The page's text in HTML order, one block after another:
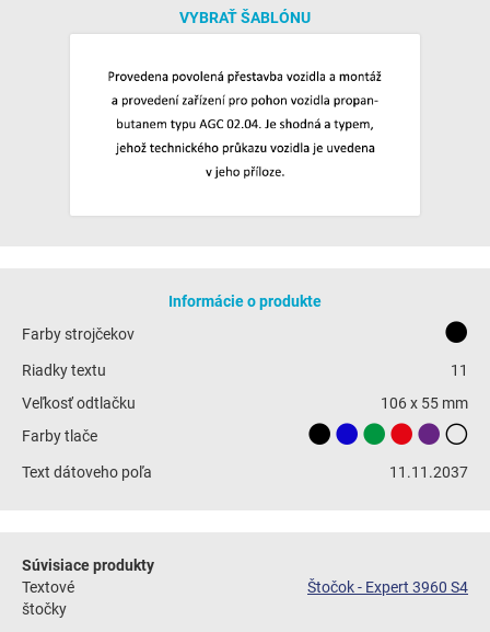
VYBRAŤ ŠABLÓNU
Informácie o produkte
Farby strojčekov
Riadky textu
11
Veľkosť odtlačku
106 x 55 mm
Farby tlače
Text dátoveho poľa 11.11.2037
Súvisiace produkty
Textové
štočky
Štočok - Expert 3960 S4